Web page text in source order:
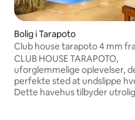
Bolig i Tarapoto
Club house tarapoto 4 mm
CLUB HOUSE TARAPOTO,
uforglemmelige oplevelser,
perfekte sted at undslippe
Dette havehus tilbyder